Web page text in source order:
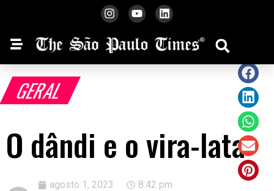
GERAL
O dândi e o vira-lata
agosto 1, 2023 8:42 pm